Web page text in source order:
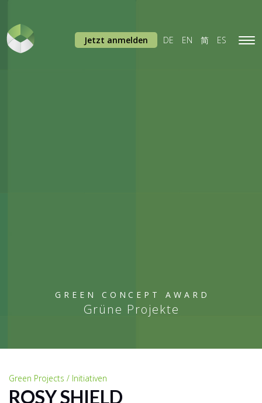
GREEN CONCEPT AWARD
Grüne Projekte
Jetzt anmelden DE EN 简 ES
Green Projects / Initiativen
ROSY SHIELD